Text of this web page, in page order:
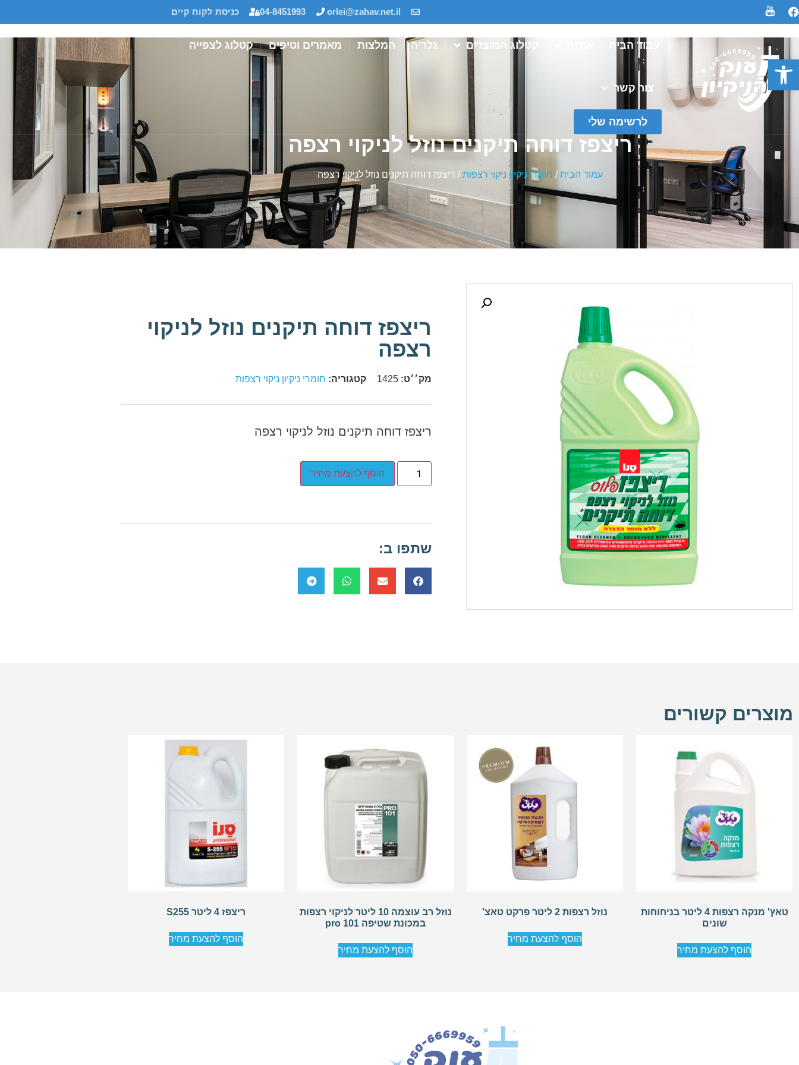
פתח סרגל נגישות
orlei@zahav.net.il
04-8451993 כניסת לקוח קיים
עמוד הבית קטלוג המוצרים גלריה המלצות מאמרים וטיפים קטלוג לצפייה
צור קשר
לרשימה שלי
ריצפז דוחה תיקנים נוזל לניקוי רצפה
עמוד הבית/ חומרי ניקיון ניקוי רצפות / ריצפז דוחה תיקנים נוזל לניקוי רצפה
ריצפז דוחה תיקנים נוזל לניקוי
רצפה
מק׳׳ט: 1425 קטגוריה: חומרי ניקיון ניקוי רצפות
ריצפז דוחה תיקנים נוזל לניקוי רצפה
הוסף להצעת מחיר
שתפו ב:
מוצרים קשורים
טאץ' מנקה רצפות 4 ליטר בניחוחות
שונים
הוסף להצעת מחיר
נוזל רצפות 2 ליטר פרקט טאצ'
הוסף להצעת מחיר
נוזל רב עוצמה 10 ליטר לניקוי רצפות
במכונת שטיפה pro 101
הוסף להצעת מחיר
ריצפז 4 ליטר S255
הוסף להצעת מחיר